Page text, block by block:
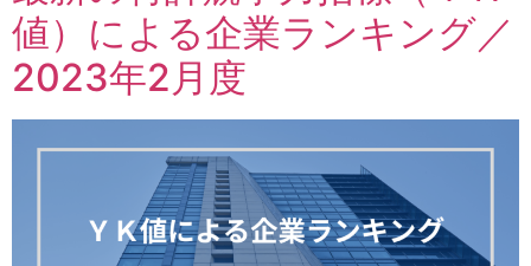
値）による企業ランキング／
2023年2月度